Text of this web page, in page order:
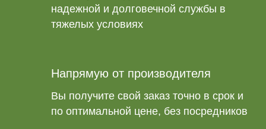
надежной и долговечной службы в
тяжелых условиях
Напрямую от производителя
Вы получите свой заказ точно в срок и
по оптимальной цене, без посредников